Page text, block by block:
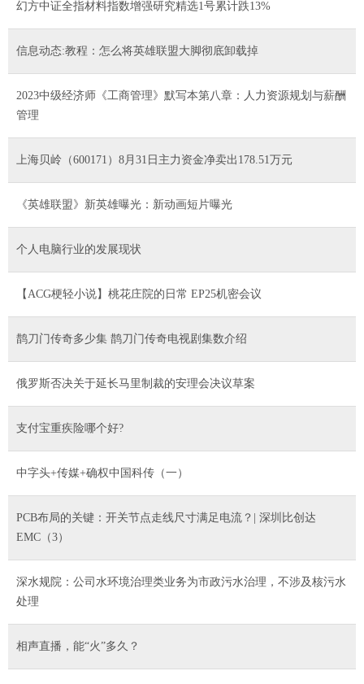
幻方中证全指材料指数增强研究精选1号累计跌13%
信息动态:教程：怎么将英雄联盟大脚彻底卸载掉
2023中级经济师《工商管理》默写本第八章：人力资源规划与薪酬
管理
上海贝岭（600171）8月31日主力资金净卖出178.51万元
《英雄联盟》新英雄曝光：新动画短片曝光
个人电脑行业的发展现状
【ACG梗轻小说】桃花庄院的日常 EP25机密会议
鹊刀门传奇多少集 鹊刀门传奇电视剧集数介绍
俄罗斯否决关于延长马里制裁的安理会决议草案
支付宝重疾险哪个好?
中字头+传媒+确权中国科传（一）
PCB布局的关键：开关节点走线尺寸满足电流？| 深圳比创达
EMC（3）
深水规院：公司水环境治理类业务为市政污水治理，不涉及核污水
处理
相声直播，能“火”多久？